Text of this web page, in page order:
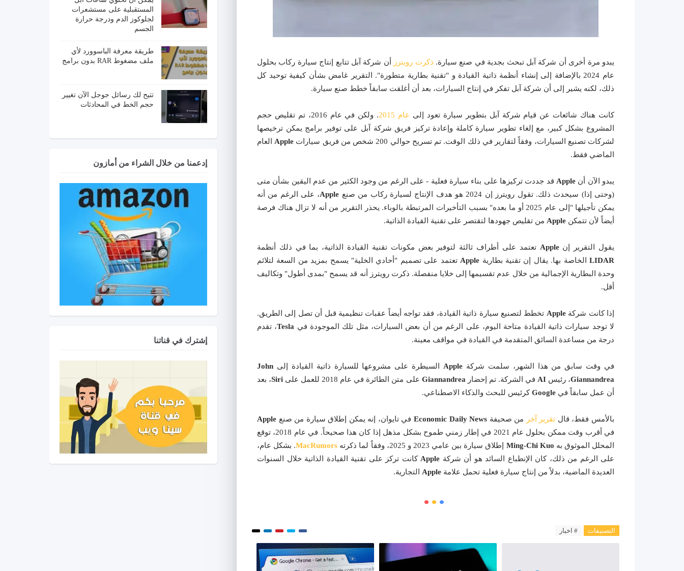
يبدو مرة أخرى أن شركة آبل تبحث بجدية في صنع سيارة. ذكرت رويترز
أن شركة آبل تتابع إنتاج سيارة ركاب بحلول
عام 2024 بالإضافة إلى إنشاء أنظمة ذاتية القيادة و "تقنية بطارية متطورة". التقرير غامض بشأن كيفية توحيد كل
ذلك، لكنه يشير إلى أن شركة آبل تفكر في إنتاج السيارات، بعد أن أغلقت سابقاً خطط صنع سيارة.
كانت هناك شائعات عن قيام شركة آبل بتطوير سيارة تعود إلى عام 2015
. ولكن في عام 2016، تم تقليص حجم
المشروع بشكل كبير، مع إلغاء تطوير سيارة كاملة وإعادة تركيز فريق شركة آبل على توفير برامج يمكن ترخيصها
لشركات تصنيع السيارات، وفقاً لتقارير في ذلك الوقت. تم تسريح حوالي 200 شخص من فريق سيارات
Apple
العام
الماضي فقط.
يبدو الآن أن Apple قد جددت تركيزها على بناء سيارة فعلية - على الرغم من وجود الكثير من عدم اليقين بشأن متى
(وحتى إذا) سيحدث ذلك. تقول رويترز إن 2024 هو هدف الإنتاج لسيارة ركاب من صنع
Apple، على الرغم من أنه
يمكن تأجيلها "إلى عام 2025 أو ما بعده" بسبب التأخيرات المرتبطة بالوباء. يحذر التقرير من أنه لا تزال هناك فرصة
أيضاً لأن تتمكن Apple من تقليص جهودها لتقتصر على تقنية القيادة الذاتية.
يقول التقرير إنApple تعتمد على أطراف ثالثة لتوفير بعض مكونات تقنية القيادة الذاتية، بما في ذلك أنظمة
LIDAR
الخاصة بها. يقال إن تقنية بطارية Apple تعتمد على تصميم "أحادي الخلية" يسمح بمزيد من السعة لتلائم
وحدة البطارية الإجمالية من خلال عدم تقسيمها إلى خلايا منفصلة. ذكرت رويترز أنه قد يسمح "بمدى أطول" وتكاليف
أقل.
إذا كانت شركةApple تخطط لتصنيع سيارة ذاتية القيادة، فقد تواجه أيضاً عقبات تنظيمية قبل أن تصل إلى الطريق.
لا توجد سيارات ذاتية القيادة متاحة اليوم، على الرغم من أن بعض السيارات، مثل تلك الموجودة في Tesla، تقدم
درجة من مساعدة السائق المتقدمة في القيادة في مواقف معينة.
في وقت سابق من هذا الشهر، سلمت شركة Apple السيطرة على مشروعها للسيارة ذاتية القيادة إلى John
Giannandrea، رئيسAI في الشركة. تم إحضار Giannandrea على متن الطائرة في عام 2018 للعمل على Siri، بعد
أن عمل سابقاً في Google كرئيس للبحث والذكاء الاصطناعي.
بالأمس فقط، قال تقرير آخر من صحيفة Economic Daily News في تايوان، إنه يمكن إطلاق سيارة من صنع Apple
في أقرب وقت ممكن بحلول عام 2021 في إطار زمني طموح بشكل مذهل إذا كان هذا صحيحاً. في عام 2018، توقع
المحلل الموثوق به Ming-Chi Kuo إطلاق سيارة بين عامي 2023 و 2025، وفقاً لما ذكرته MacRumors. بشكل عام،
على الرغم من ذلك، كان الإنطباع السائد هو أن شركة Apple كانت تركز على تقنية القيادة الذاتية خلال السنوات
العديدة الماضية، بدلاً من إنتاج سيارة فعلية تحمل علامة Apple التجارية.
التصنيفات # اخبار
المستقبلية على مستشعرات
لجلوكوز الدم ودرجة حرارة
الجسم
طريقة معرفة الباسوورد لأي
ملف مضغوط RAR بدون برامج
تتيح لك رسائل جوجل الآن تغيير
حجم الخط في المحادثات
إدعمنا من خلال الشراء من أمازون
إشترك في قناتنا